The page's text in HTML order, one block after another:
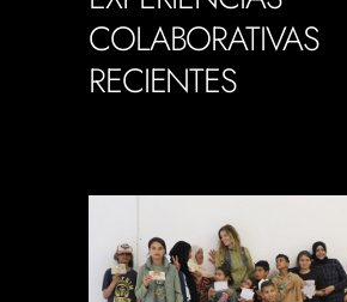
COLABORATIVAS
RECIENTES